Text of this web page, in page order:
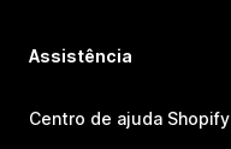
Assistência
Centro de ajuda Shopify